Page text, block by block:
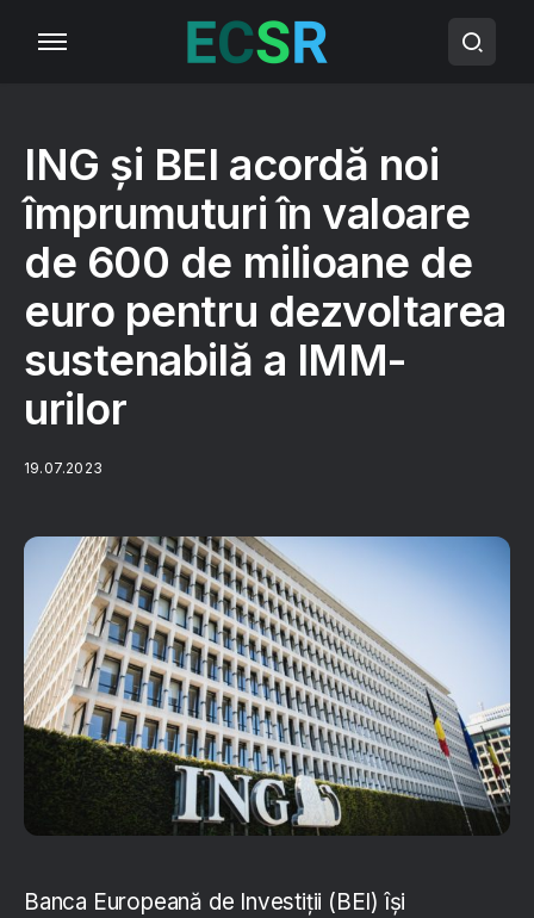
ING și BEI acordă noi
împrumuturi în valoare
de 600 de milioane de
euro pentru dezvoltarea
sustenabilă a IMM-
urilor
19.07.2023
Banca Europeană de Investiții (BEI) își